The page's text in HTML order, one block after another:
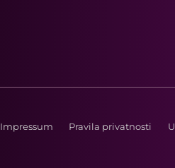
Impressum Pravila privatnosti